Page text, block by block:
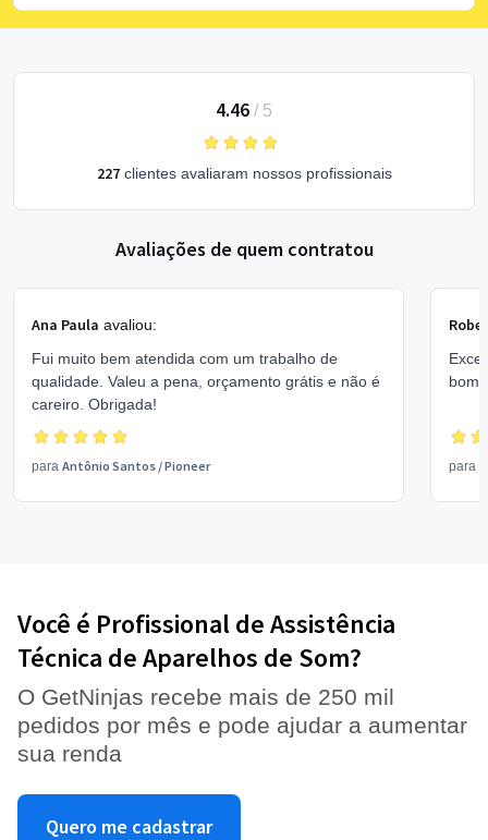
4.46 / 5
227clientes avaliaram nossos profissionais
Avaliações de quem contratou
Ana Paula avaliou:
Fui muito bem atendida com um trabalho de
qualidade. Valeu a pena, orçamento grátis e não é
careiro. Obrigada!
para Antônio Santos /Pioneer
bom
para
Você é Profissional de Assistência
Técnica de Aparelhos de Som?
O GetNinjas recebe mais de 250 mil
pedidos por mês e pode ajudar a aumentar
sua renda
Quero me cadastrar